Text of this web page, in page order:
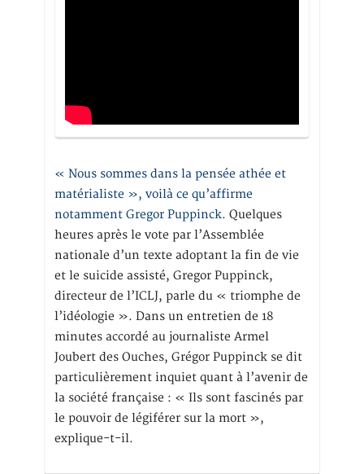
« Nous sommes dans la pensée athée et
matérialiste », voilà ce qu’affirme
notamment Gregor Puppinck. Quelques
heures après le vote par l’Assemblée
nationale d’un texte adoptant la fin de vie
et le suicide assisté, Gregor Puppinck,
directeur de l’ICLJ, parle du « triomphe de
l’idéologie ». Dans un entretien de 18
minutes accordé au journaliste Armel
Joubert des Ouches, Grégor Puppinck se dit
particulièrement inquiet quant à l’avenir de
la société française : « Ils sont fascinés par
le pouvoir de légiférer sur la mort »,
explique-t-il.